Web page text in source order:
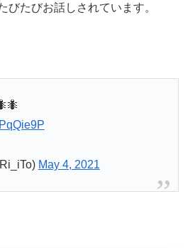
びたびお話しされています。
May 4, 2021